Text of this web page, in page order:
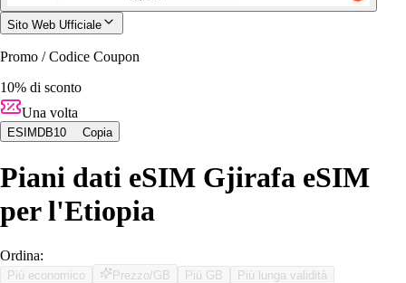
Sito Web Ufficiale
Promo / Codice Coupon
10% di sconto
Una volta
ESIMDB10 Copia
Piani dati eSIM Gjirafa eSIM
per l'Etiopia
Ordina:
Più economico Prezzo/GB Più GB Più lunga validità